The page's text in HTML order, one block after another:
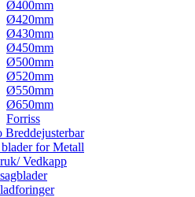
Ø400mm
Ø420mm
Ø430mm
Ø450mm
Ø500mm
Ø520mm
Ø550mm
Ø650mm
Forriss
Breddejusterbar
for Metall
Vedkapp